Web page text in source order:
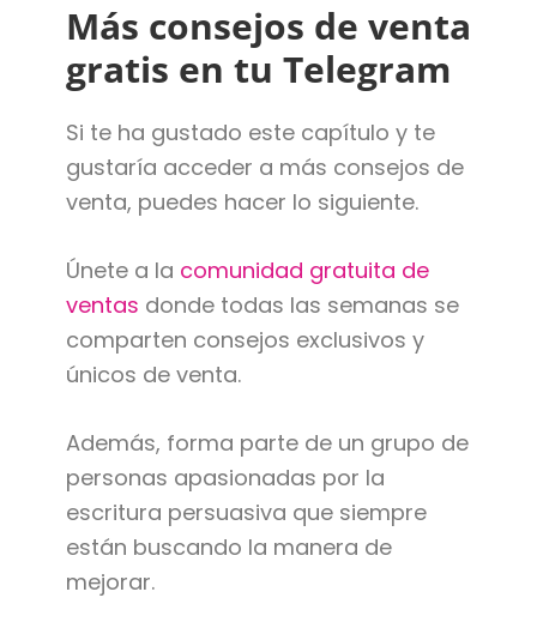
Más consejos de venta
gratis en tu Telegram
Si te ha gustado este capítulo y te
gustaría acceder a más consejos de
venta, puedes hacer lo siguiente.
Únete a la comunidad gratuita de
ventas donde todas las semanas se
comparten consejos exclusivos y
únicos de venta.
Además, forma parte de un grupo de
personas apasionadas por la
escritura persuasiva que siempre
están buscando la manera de
mejorar.